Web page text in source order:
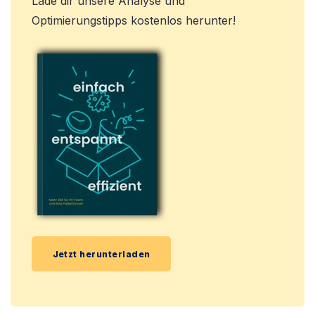
Optimierungstipps kostenlos herunter!
Jetzt herunterladen